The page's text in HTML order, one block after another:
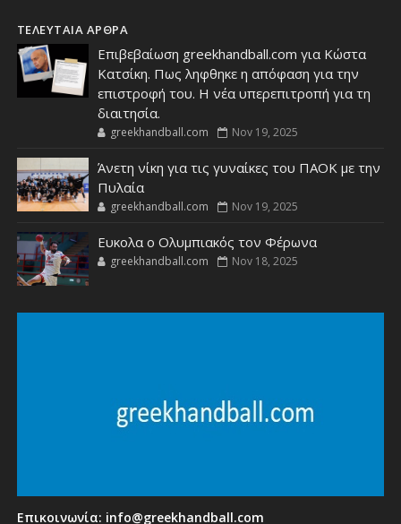
ΤΕΛΕΥΤΑΙΑ ΑΡΘΡΑ
Επιβεβαίωση greekhandball.com για Κώστα
Κατσίκη. Πως ληφθηκε η απόφαση για την
επιστροφή του. Η νέα υπερεπιτροπή για τη
διαιτησία.
greekhandball.com Nov 19, 2025
Άνετη νίκη για τις γυναίκες του ΠΑΟΚ με την
Πυλαία
greekhandball.com Nov 19, 2025
Ευκολα ο Ολυμπιακός τον Φέρωνα
greekhandball.com Nov 18, 2025
Επικοινωνία: info@greekhandball.com